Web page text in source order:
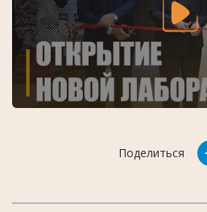
Поделиться